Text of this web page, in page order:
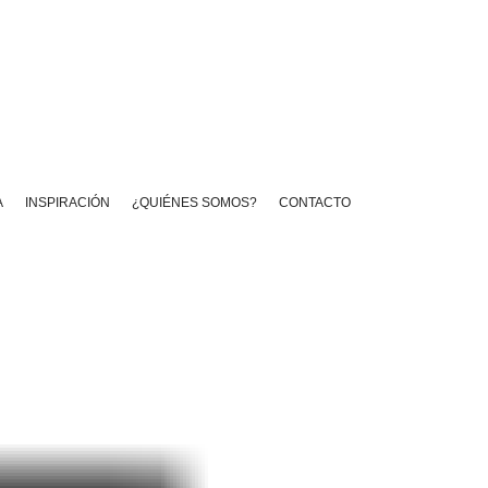
INSPIRACIÓN ¿QUIÉNES SOMOS? CONTACTO